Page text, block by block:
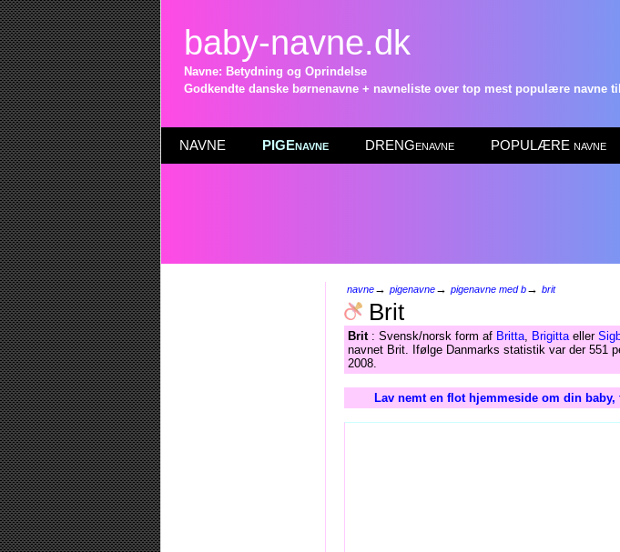
baby-navne.dk
Navne: Betydning og Oprindelse
Godkendte danske børnenavne + navneliste over top mest populære navne
NAVNE PIGEnavne DRENGenavne POPULÆRE navne
navne→ pigenavne→ pigenavne med b→ brit
Brit
Brit: Svensk/norsk form af Britta, Brigittaeller
navnet Brit. Ifølge Danmarks statistik var der 551
2008.
Lav nemt en flot hjemmeside om din baby,